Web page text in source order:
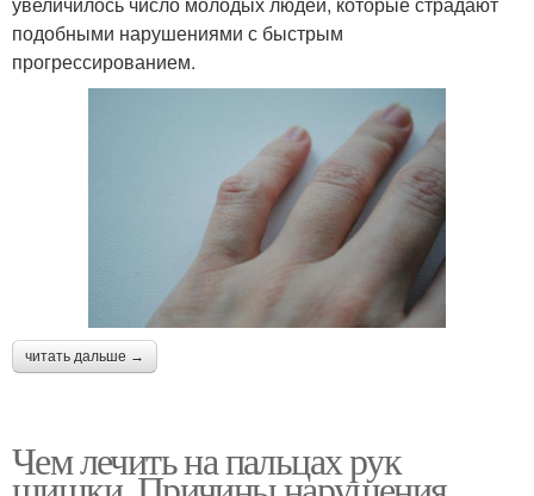
подобными нарушениями с быстрым
прогрессированием.
читать дальше →
Чем лечить на пальцах рук